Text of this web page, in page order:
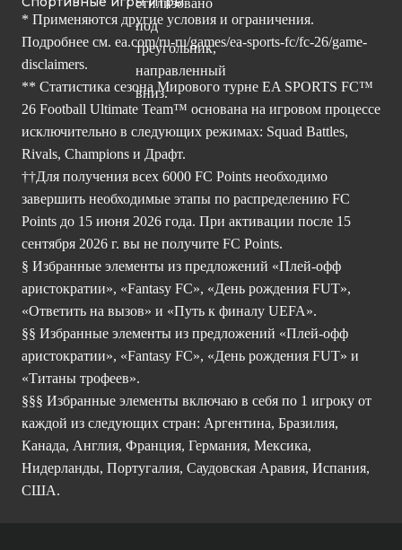
* Применяются другие условия и ограничения.
Подробнее см. ea.com/ru-ru/games/ea-sports-fc/fc-26/game-
disclaimers.
** Статистика сезона Мирового турне EA SPORTS FC™
26 Football Ultimate Team™ основана на игровом процессе
исключительно в следующих режимах: Squad Battles,
Rivals, Champions и Драфт.
††Для получения всех 6000 FC Points необходимо
завершить необходимые этапы по распределению FC
Points до 15 июня 2026 года. При активации после 15
сентября 2026 г. вы не получите FC Points.
§ Избранные элементы из предложений «Плей-офф
аристократии», «Fantasy FC», «День рождения FUT»,
«Ответить на вызов» и «Путь к финалу UEFA».
§§ Избранные элементы из предложений «Плей-офф
аристократии», «Fantasy FC», «День рождения FUT» и
«Титаны трофеев».
§§§ Избранные элементы включаю в себя по 1 игроку от
каждой из следующих стран: Аргентина, Бразилия,
Канада, Англия, Франция, Германия, Мексика,
Нидерланды, Португалия, Саудовская Аравия, Испания,
США.